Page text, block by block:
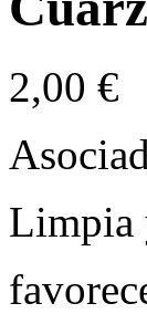
2,00 €
Limpia